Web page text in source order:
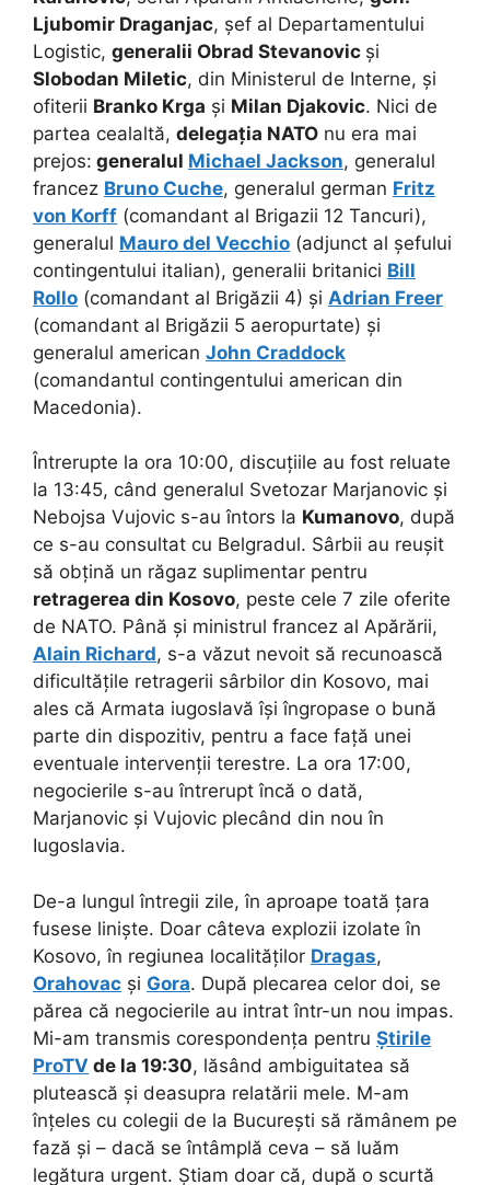
Ljubomir Draganjac, șef al Departamentului
Logistic, generalii Obrad Stevanovic și
Slobodan Miletic, din Ministerul de Interne, și
ofiterii Branko Krga și Milan Djakovic. Nici de
partea cealaltă, delegația NATO nu era mai
prejos: generalul Michael Jackson, generalul
francez Bruno Cuche, generalul german Fritz
von Korff (comandant al Brigazii 12 Tancuri),
generalul Mauro del Vecchio (adjunct al șefului
contingentului italian), generalii britanici Bill
Rollo (comandant al Brigăzii 4) și Adrian Freer
(comandant al Brigăzii 5 aeropurtate) și
generalul american John Craddock
(comandantul contingentului american din
Macedonia).
Întrerupte la ora 10:00, discuțiile au fost reluate
la 13:45, când generalul Svetozar Marjanovic și
Nebojsa Vujovic s-au întors la Kumanovo, după
ce s-au consultat cu Belgradul. Sârbii au reușit
să obțină un răgaz suplimentar pentru
retragerea din Kosovo, peste cele 7 zile oferite
de NATO. Până și ministrul francez al Apărării,
Alain Richard, s-a văzut nevoit să recunoască
dificultățile retragerii sârbilor din Kosovo, mai
ales că Armata iugoslavă își îngropase o bună
parte din dispozitiv, pentru a face față unei
eventuale intervenții terestre. La ora 17:00,
negocierile s-au întrerupt încă o dată,
Marjanovic și Vujovic plecând din nou în
Iugoslavia.
De-a lungul întregii zile, în aproape toată țara
fusese liniște. Doar câteva explozii izolate în
Kosovo, în regiunea localităților Dragas,
Orahovac și Gora. După plecarea celor doi, se
părea că negocierile au intrat într-un nou impas.
Mi-am transmis corespondența pentru Știrile
ProTV de la 19:30, lăsând ambiguitatea să
plutească și deasupra relatării mele. M-am
înțeles cu colegii de la București să rămânem pe
fază și – dacă se întâmplă ceva – să luăm
legătura urgent. Știam doar că, după o scurtă